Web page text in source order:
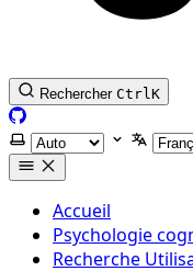
Rechercher CtrlK
GitHub
Selectionner le thème
Accueil
Psychologie
Recherche